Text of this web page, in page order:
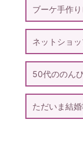
ブーケ手作
ネットショ
50代ののん
ただいま結